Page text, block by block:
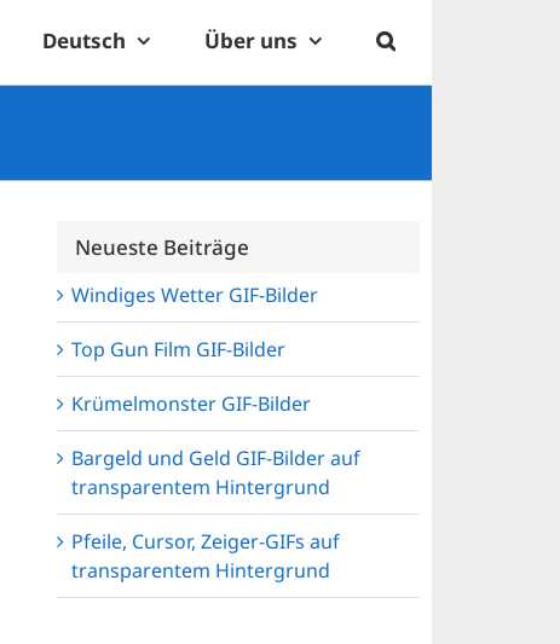
Deutsch Über uns
Neueste Beiträge
Windiges Wetter GIF-Bilder
Top Gun Film GIF-Bilder
Krümelmonster GIF-Bilder
Bargeld und Geld GIF-Bilder auf
transparentem Hintergrund
Pfeile, Cursor, Zeiger-GIFs auf
transparentem Hintergrund